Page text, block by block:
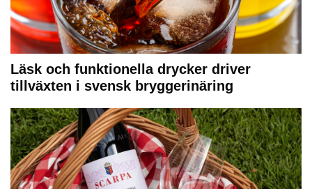
Läsk och funktionella drycker driver
tillväxten i svensk bryggerinäring